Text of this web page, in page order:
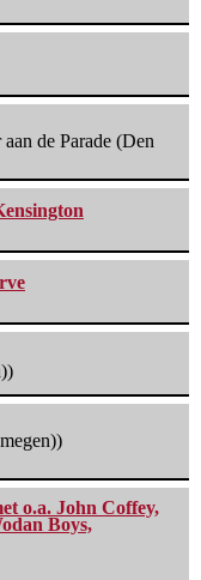
de Parade (Den
o.a. John Coffey,
Boys,